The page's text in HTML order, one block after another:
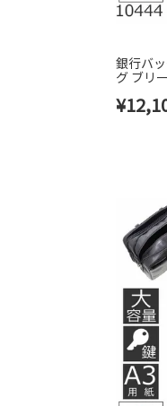
銀行バ
グ ブリ
¥